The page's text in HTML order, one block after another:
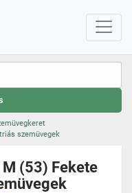
szemüvegek
(53) Fekete